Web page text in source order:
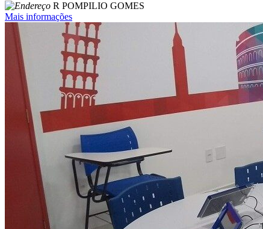
R POMPILIO GOMES
Mais informações